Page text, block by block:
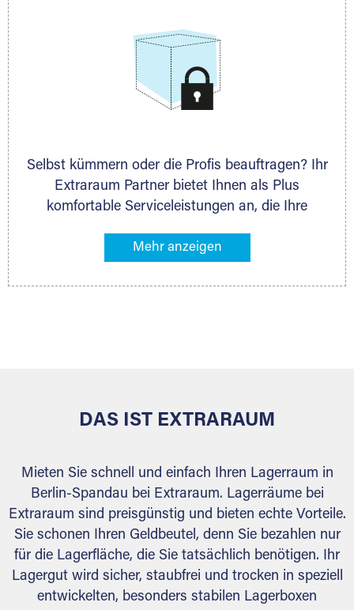
Selbst kümmern oder die Profis beauftragen? Ihr
Extraraum Partner bietet Ihnen als Plus
komfortable Serviceleistungen an, die Ihre
gehören z. B. Verpackungsservice, Lieferung von
Ihr Lagergut wird bei Ihrem Extraraum Partner
DAS IST EXTRARAUM
Mieten Sie schnell und einfach Ihren Lagerraum in
Berlin-Spandau bei Extraraum. Lagerräume bei
Extraraum sind preisgünstig und bieten echte Vorteile.
Sie schonen Ihren Geldbeutel, denn Sie bezahlen nur
für die Lagerfläche, die Sie tatsächlich benötigen. Ihr
Lagergut wird sicher, staubfrei und trocken in speziell
entwickelten, besonders stabilen Lagerboxen